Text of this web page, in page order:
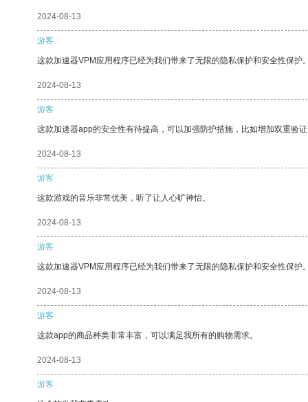
2024-08-13
游客
这款加速器VPM应用程序已经为我们带来了无限的隐私保护和安全性保护
2024-08-13
游客
这款加速器app的安全性有待提高，可以加强防护措施，比如增加双重验
2024-08-13
游客
这款游戏的音乐非常优美，听了让人心旷神怡。
2024-08-13
游客
这款加速器VPM应用程序已经为我们带来了无限的隐私保护和安全性保护
2024-08-13
游客
这款app的商品种类非常丰富，可以满足我所有的购物需求。
2024-08-13
游客